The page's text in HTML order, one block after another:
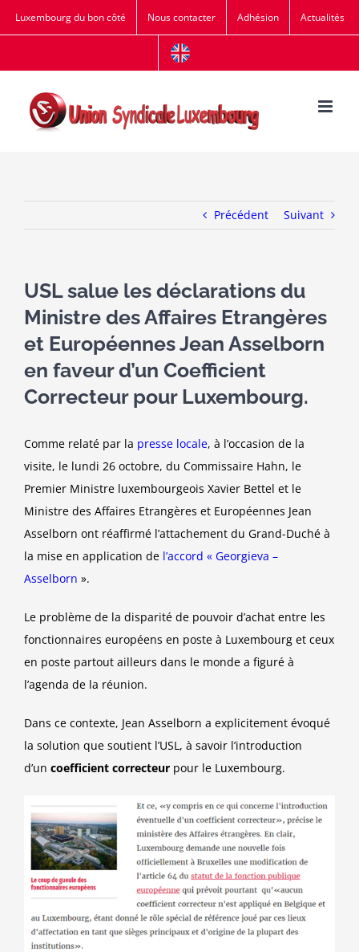
Passer
au
Luxembourg du bon côté Nous contacter Adhésion Actualités
Précédent Suivant
USL salue les déclarations du
Ministre des Affaires Etrangères
et Européennes Jean Asselborn
en faveur d’un Coefficient
Correcteur pour Luxembourg.
Comme relaté par la presse locale, à l’occasion de la
visite, le lundi 26 octobre, du Commissaire Hahn, le
Premier Ministre luxembourgeois Xavier Bettel et le
Ministre des Affaires Etrangères et Européennes Jean
Asselborn ont réaffirmé l’attachement du Grand-Duché à
la mise en application de l’accord « Georgieva –
Asselborn ».
Le problème de la disparité de pouvoir d’achat entre les
fonctionnaires européens en poste à Luxembourg et ceux
en poste partout ailleurs dans le monde a figuré à
l’agenda de la réunion.
Dans ce contexte, Jean Asselborn a explicitement évoqué
la solution que soutient l’USL, à savoir l’introduction
d’un coefficient correcteur pour le Luxembourg.